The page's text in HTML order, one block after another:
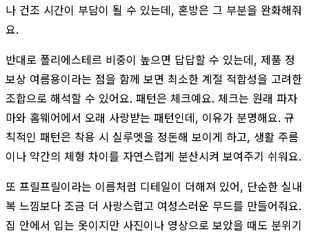
나 건조 시간이 부담이 될 수 있는데, 혼방은 그 부분을 완화해줘
요.
반대로 폴리에스테르 비중이 높으면 답답할 수 있는데, 제품 정
보상 여름용이라는 점을 함께 보면 최소한 계절 적합성을 고려한
조합으로 해석할 수 있어요. 패턴은 체크예요. 체크는 원래 파자
마와 홈웨어에서 오래 사랑받는 패턴인데, 이유가 분명해요. 규
칙적인 패턴은 착용 시 실루엣을 정돈해 보이게 하고, 생활 주름
이나 약간의 체형 차이를 자연스럽게 분산시켜 보여주기 쉬워요.
또 프릴프릴이라는 이름처럼 디테일이 더해져 있어, 단순한 실내
복 느낌보다 조금 더 사랑스럽고 여성스러운 무드를 만들어줘요.
집 안에서 입는 옷이지만 사진이나 영상으로 보았을 때도 분위기